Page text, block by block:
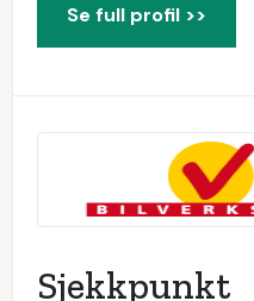
Se full profil >>
Sjekkpunkt